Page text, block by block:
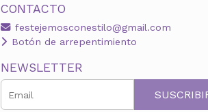
CONTACTO
festejemosconestilo@gmail.com
Botón de arrepentimiento
NEWSLETTER